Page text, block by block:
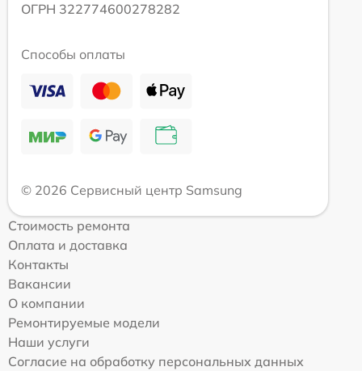
ОГРН 322774600278282
Способы оплаты
© 2026 Сервисный центр Samsung
Стоимость ремонта
Оплата и доставка
Контакты
Вакансии
О компании
Ремонтируемые модели
Наши услуги
Согласие на обработку персональных данных